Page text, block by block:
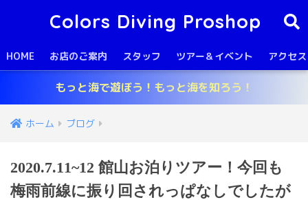
Colors Diving Proshop
HOME お店のご案内 スタッフ ツアー＆イベント アクセス
もっと海で遊ぼう！もっと海を知ろう！
ホーム ブログ
2020.7.11~12 館山お泊りツアー！今回も
梅雨前線に振り回されっぱなしでしたが